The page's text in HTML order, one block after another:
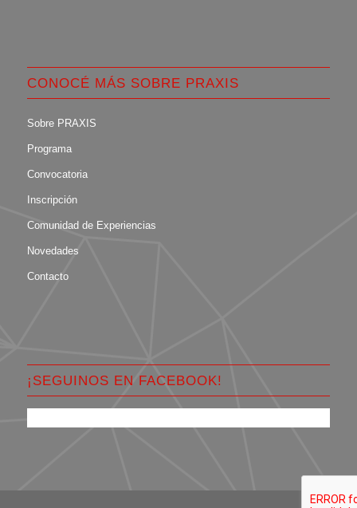
CONOCÉ MÁS SOBRE PRAXIS
Sobre PRAXIS
Programa
Convocatoria
Inscripción
Comunidad de Experiencias
Novedades
Contacto
¡SEGUINOS EN FACEBOOK!